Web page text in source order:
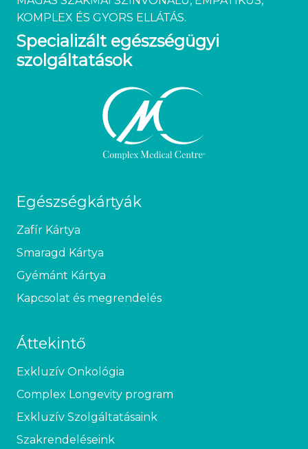
KOMPLEX ÉS GYORS ELLÁTÁS.
Specializált egészségügyi
szolgáltatások
Egészségkártyák
Zafír Kártya
Smaragd Kártya
Gyémánt Kártya
Kapcsolat és megrendelés
Áttekintő
Exkluzív Onkológia
Complex Longevity program
Exkluzív Szolgáltatásaink
Szakrendeléseink